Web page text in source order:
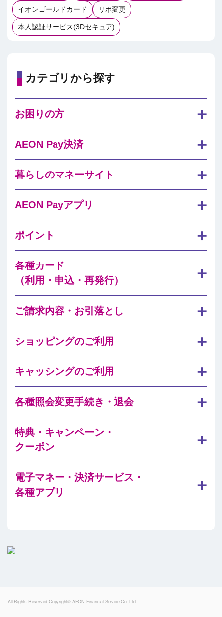
イオンゴールドカード リボ変更
本人認証サービス(3Dセキュア)
カテゴリから探す
お困りの方
AEON Pay決済
暮らしのマネーサイト
AEON Payアプリ
ポイント
各種カード
（利用・申込・再発行）
ご請求内容・お引落とし
ショッピングのご利用
キャッシングのご利用
各種照会変更手続き・退会
特典・キャンペーン・
クーポン
電子マネー・決済サービス・
各種アプリ
All Rights Reserved.Copyright© AEON Financial Service Co.,Ltd.Powered by